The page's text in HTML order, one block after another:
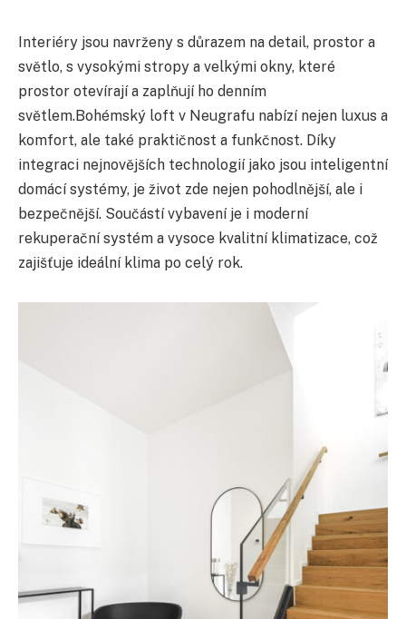
Interiéry jsou navrženy s důrazem na detail, prostor a
světlo, s vysokými stropy a velkými okny, které
prostor otevírají a zaplňují ho denním
světlem.Bohémský loft v Neugrafu nabízí nejen luxus a
komfort, ale také praktičnost a funkčnost. Díky
integraci nejnovějších technologií jako jsou inteligentní
domácí systémy, je život zde nejen pohodlnější, ale i
bezpečnější. Součástí vybavení je i moderní
rekuperační systém a vysoce kvalitní klimatizace, což
zajišťuje ideální klima po celý rok.